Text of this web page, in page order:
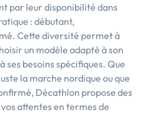
par leur disponibilité dans
: débutant,
Cette diversité permet à
un modèle adapté à son
ses besoins spécifiques. Que
la marche nordique ou que
Décathlon propose des
attentes en termes de